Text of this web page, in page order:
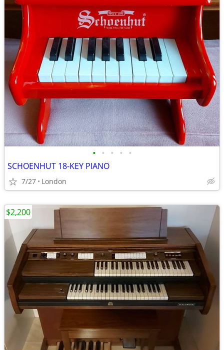
• • • • •
SCHOENHUT 18-KEY PIANO
7/27 London
$2,200